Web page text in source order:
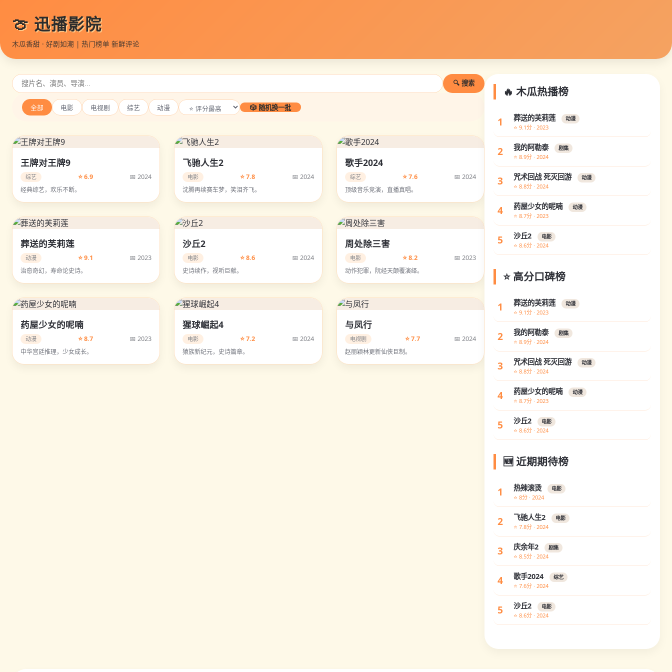
🍈 迅播影院
木瓜香甜 · 好剧如潮 | 热门榜单 新鲜评论
🔍 搜索
全部 电影 电视剧 综艺 动漫 🎲 随机换一批
王牌对王牌9
综艺 ⭐ 6.9 📅 2024
经典综艺，欢乐不断。
飞驰人生2
电影 ⭐ 7.8 📅 2024
沈腾再续赛车梦，笑泪齐飞。
歌手2024
综艺 ⭐ 7.6 📅 2024
顶级音乐竞演，直播真唱。
葬送的芙莉莲
动漫 ⭐ 9.1 📅 2023
治愈奇幻，寿命论史诗。
沙丘2
电影 ⭐ 8.6 📅 2024
史诗续作，视听巨献。
周处除三害
电影 ⭐ 8.2 📅 2023
动作犯罪，阮经天颠覆演绎。
药屋少女的呢喃
动漫 ⭐ 8.7 📅 2023
中华宫廷推理，少女成长。
猩球崛起4
电影 ⭐ 7.2 📅 2024
猿族新纪元，史诗篇章。
与凤行
电视剧 ⭐ 7.7 📅 2024
赵丽颖林更新仙侠巨制。
🔥 木瓜热播榜
1 葬送的芙莉莲 动漫
⭐ 9.1分 · 2023
2 我的阿勒泰 剧集
⭐ 8.9分 · 2024
3 咒术回战 死灭回游 动漫
⭐ 8.8分 · 2024
4 药屋少女的呢喃 动漫
⭐ 8.7分 · 2023
5 沙丘2 电影
⭐ 8.6分 · 2024
⭐ 高分口碑榜
1 葬送的芙莉莲 动漫
⭐ 9.1分 · 2023
2 我的阿勒泰 剧集
⭐ 8.9分 · 2024
3 咒术回战 死灭回游 动漫
⭐ 8.8分 · 2024
4 药屋少女的呢喃 动漫
⭐ 8.7分 · 2023
5 沙丘2 电影
⭐ 8.6分 · 2024
🆕 近期期待榜
1 热辣滚烫 电影
⭐ 8分 · 2024
2 飞驰人生2 电影
⭐ 7.8分 · 2024
3 庆余年2 剧集
⭐ 8.5分 · 2024
4 歌手2024 综艺
⭐ 7.6分 · 2024
5 沙丘2 电影
⭐ 8.6分 · 2024